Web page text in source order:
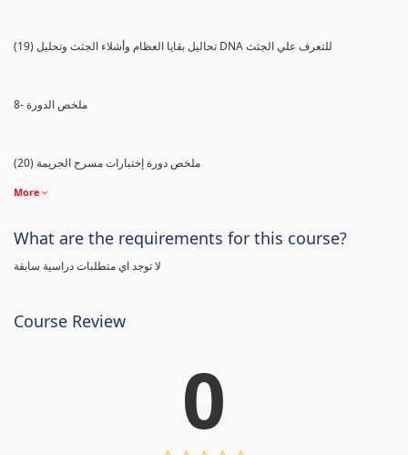
(19) تحاليل بقايا العظام وأشلاء الجثث وتحليل DNA للتعرف علي الجثث
8- ملخص الدورة
(20) ملخص دورة إختبارات مسرح الجريمة
More
What are the requirements for this course?
لا توجد اي متطلبات دراسية سابقة
Course Review
0